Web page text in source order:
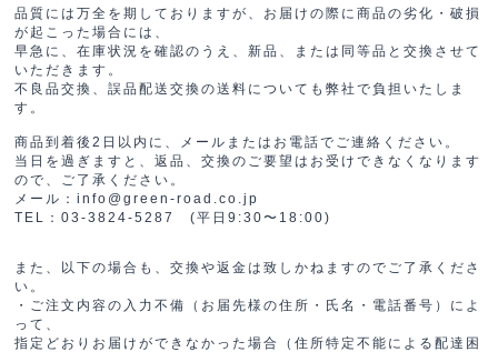
品質には万全を期しておりますが、お届けの際に商品の劣化・破損
が起こった場合には、
早急に、在庫状況を確認のうえ、新品、または同等品と交換させて
いただきます。
不良品交換、誤品配送交換の送料についても弊社で負担いたしま
す。
商品到着後2日以内に、メールまたはお電話でご連絡ください。
当日を過ぎますと、返品、交換のご要望はお受けできなくなります
ので、ご了承ください。
メール：info@green-road.co.jp
TEL：03-3824-5287 (平日9:30〜18:00)
また、以下の場合も、交換や返金は致しかねますのでご了承くださ
い。
・ご注文内容の入力不備（お届先様の住所・氏名・電話番号）によ
って、
指定どおりお届けができなかった場合（住所特定不能による配達困